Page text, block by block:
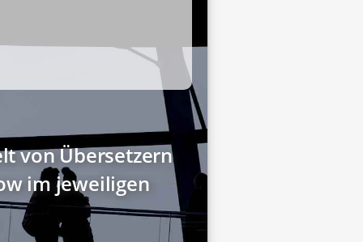
von Übersetzern
im jeweiligen